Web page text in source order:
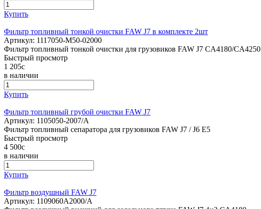
Купить
Фильтр топливный тонкой очистки FAW J7 в комплекте 2шт
Артикул: 1117050-M50-02000
Фильтр топливный тонкой очистки для грузовиков FAW J7 CA4180/CA4250
Быстрый просмотр
1 205c
в наличии
Купить
Фильтр топливный грубой очистки FAW J7
Артикул: 1105050-2007/A
Фильтр топливный сепаратора для грузовиков FAW J7 / J6 E5
Быстрый просмотр
4 500c
в наличии
Купить
Фильтр воздушный FAW J7
Артикул: 1109060A2000/A